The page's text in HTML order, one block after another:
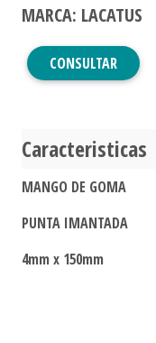
MARCA: LACATUS
CONSULTAR
Caracteristicas
MANGO DE GOMA
PUNTA IMANTADA
4mm x 150mm